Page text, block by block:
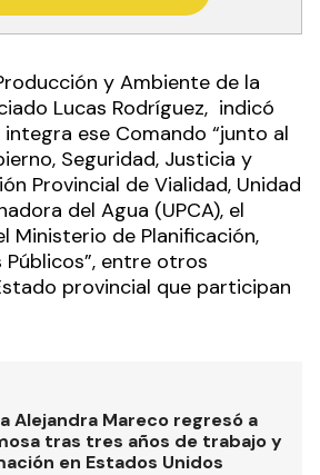
y Ambiente de la
Lucas Rodríguez, indicó
ese Comando “junto al
Seguridad, Justicia y
Provincial de Vialidad, Unidad
del Agua (UPCA), el
Ministerio de Planificación,
entre otros
provincial que participan
Alejandra Mareco regresó a
tras tres años de trabajo y
en Estados Unidos